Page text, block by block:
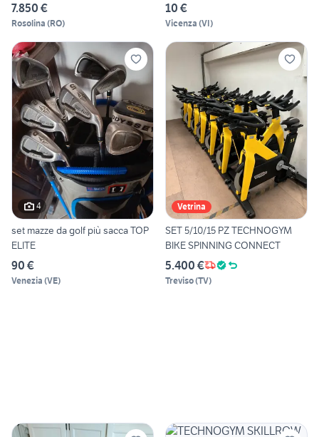
7.850 €
Rosolina (RO)
10 €
Vicenza (VI)
4
set mazze da golf più sacca TOP
ELITE
90 €
Venezia (VE)
Vetrina
SET 5/10/15 PZ TECHNOGYM
BIKE SPINNING CONNECT
5.400 €
Treviso(TV)